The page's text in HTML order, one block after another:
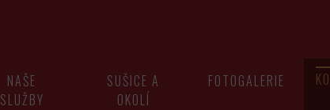
NAŠE
SLUŽBY
SUŠICE A
OKOLÍ
FOTOGALERIE